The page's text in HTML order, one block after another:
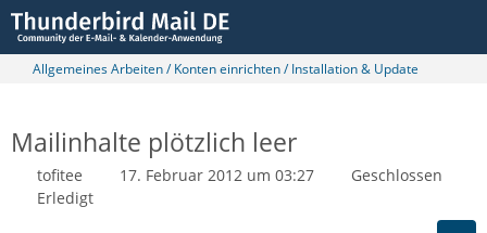
Allgemeines Arbeiten / Konten einrichten / Installation & Update
Mailinhalte plötzlich leer
tofitee 17. Februar 2012 um 03:27
Geschlossen
Erledigt